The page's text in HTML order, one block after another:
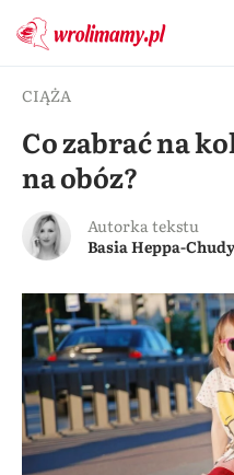
CIĄŻA
Co zabrać na
na obóz?
Autorka tekstu
Basia Heppa-Chudy